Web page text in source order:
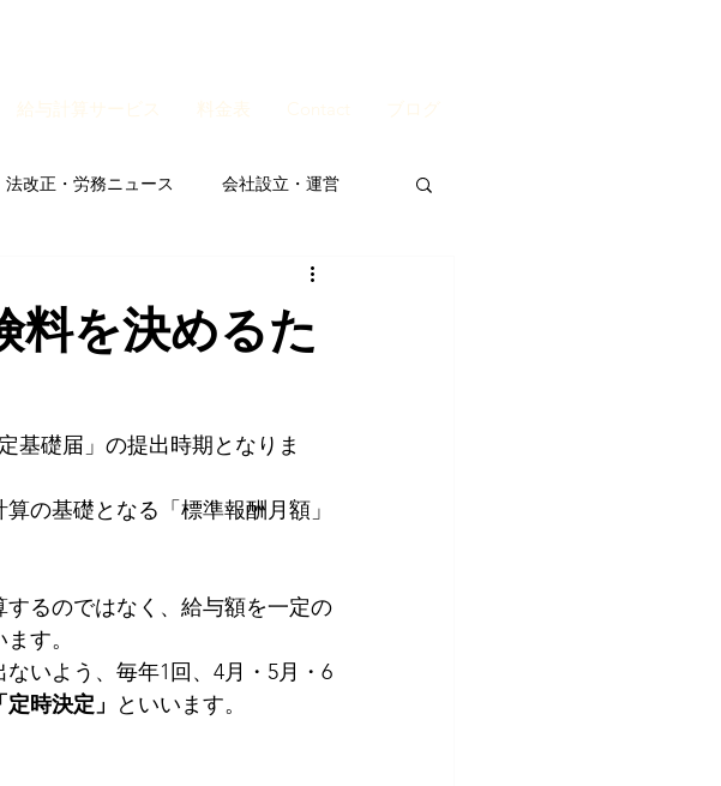
給与計算サービス 料金表 Contact ブログ
法改正・労務ニュース 会社設立・運営
料を決めるた
基礎届」の提出時期となりま
の基礎となる「標準報酬月額」
るのではなく、給与額を一定の
す。
いよう、毎年1回、4月・5月・6
「定時決定」 といいます。